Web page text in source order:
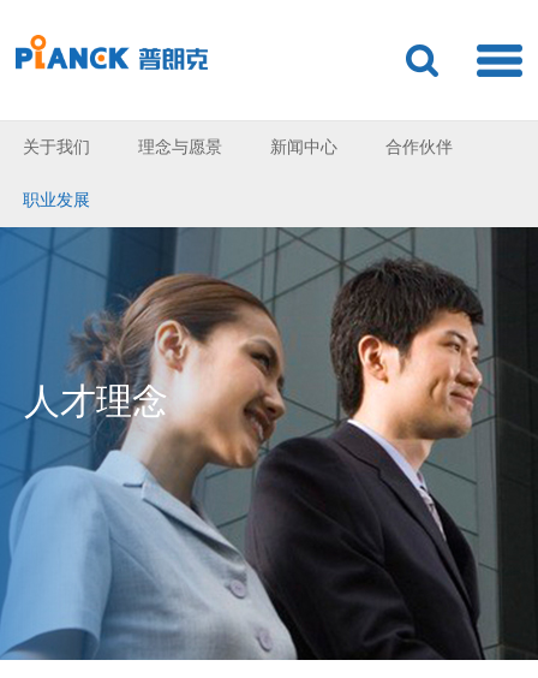
关于我们 理念与愿景 新闻中心 合作伙伴
职业发展